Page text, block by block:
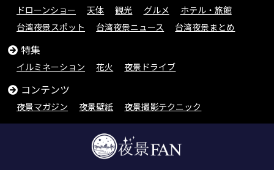
ドローンショー
天体 観光 グルメ
ホテル・旅館
台湾夜景スポット
台湾夜景ニュース 台湾夜景まとめ
特集
イルミネーション 花火 夜景ドライブ
コンテンツ
夜景マガジン 夜景壁紙 夜景撮影テクニック